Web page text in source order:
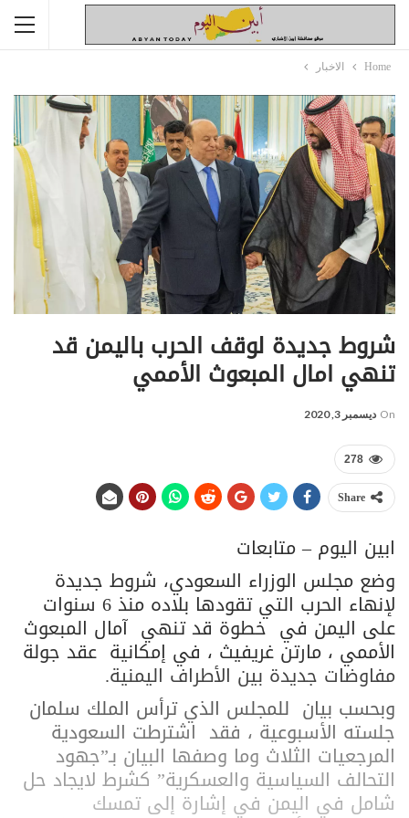
Home الاخبار
شروط جديدة لوقف الحرب باليمن قد
تنهي امال المبعوث الأممي
On ديسمبر 3, 2020
278
Share
ابين اليوم – متابعات
وضع مجلس الوزراء السعودي، شروط جديدة
لإنهاء الحرب التي تقودها بلاده منذ 6 سنوات
على اليمن في خطوة قد تنهي آمال المبعوث
الأممي ، مارتن غريفيث ، في إمكانية عقد جولة
مفاوضات جديدة بين الأطراف اليمنية.
وبحسب بيان للمجلس الذي ترأس الملك سلمان
جلسته الأسبوعية ، فقد اشترطت السعودية
المرجعيات الثلاث وما وصفها البيان بـ”جهود
التحالف السياسية والعسكرية” كشرط لايجاد حل
شامل في اليمن في إشارة إلى تمسك